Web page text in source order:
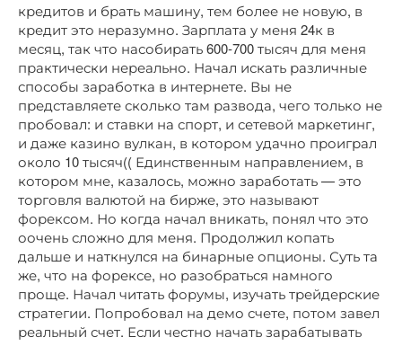
кредитов и брать машину, тем более не новую, в
кредит это неразумно. Зарплата у меня 24к в
месяц, так что насобирать 600-700 тысяч для меня
практически нереально. Начал искать различные
способы заработка в интернете. Вы не
представляете сколько там развода, чего только не
пробовал: и ставки на спорт, и сетевой маркетинг,
и даже казино вулкан, в котором удачно проиграл
около 10 тысяч(( Единственным направлением, в
котором мне, казалось, можно заработать — это
торговля валютой на бирже, это называют
форексом. Но когда начал вникать, понял что это
оочень сложно для меня. Продолжил копать
дальше и наткнулся на бинарные опционы. Суть та
же, что на форексе, но разобраться намного
проще. Начал читать форумы, изучать трейдерские
стратегии. Попробовал на демо счете, потом завел
реальный счет. Если честно начать зарабатывать